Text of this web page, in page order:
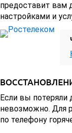
предоставит вам
настройками и
Если вы потеряли
невозможно. Для
по телефону